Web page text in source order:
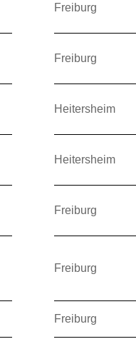
Freiburg
Freiburg
Heitersheim
Heitersheim
Freiburg
Freiburg
Freiburg